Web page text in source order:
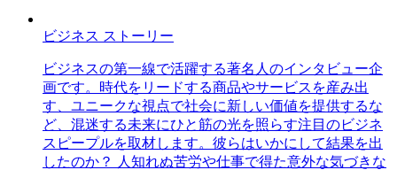
ビジネス ストーリー
ビジネスの第一線で活躍する著名人のインタビュー企
画です。時代をリードする商品やサービスを産み出
す、ユニークな視点で社会に新しい価値を提供するな
ど、混迷する未来にひと筋の光を照らす注目のビジネ
スピープルを取材します。彼らはいかにして結果を出
したのか？ 人知れぬ苦労や仕事で得た意外な気づきな